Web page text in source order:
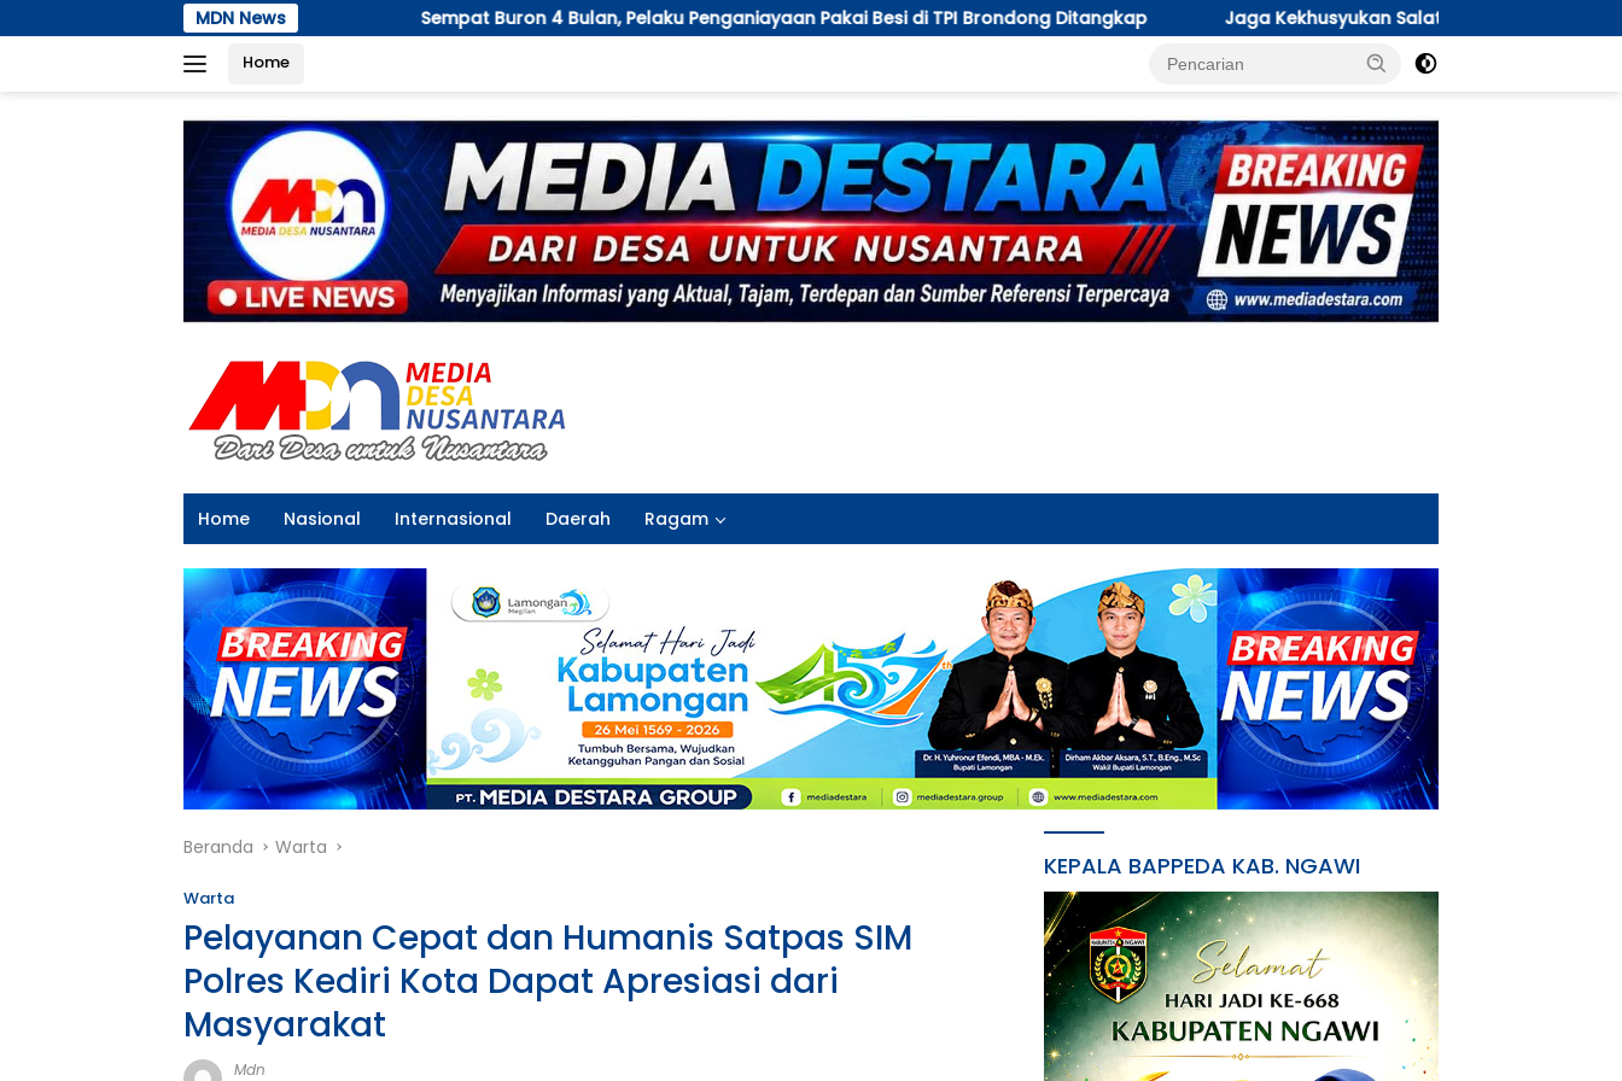
ke
MDN News
Sempat Buron 4 Bulan, Pelaku Penganiayaan Pakai Besi di TPI Brondong Ditangkap Jaga Kekhusyukan Salat Jumat, Polwan Polres Lamongan Terjun
Home
Home Nasional Internasional Daerah Ragam
Beranda Warta
Warta
Pelayanan Cepat dan Humanis Satpas SIM
Polres Kediri Kota Dapat Apresiasi dari
Masyarakat
Mdn
KEPALA BAPPEDA KAB. NGAWI